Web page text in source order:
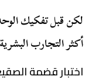
أكثر التجارب
اختبار قضمة